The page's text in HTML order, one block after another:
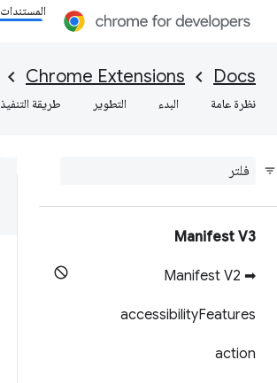
المستندات
Docs
Chrome Extensions
نظرة عامة البدء التطوير طريقة التنفيذ
Manifest V3
➡ Manifest V2
accessibilityFeatures
action